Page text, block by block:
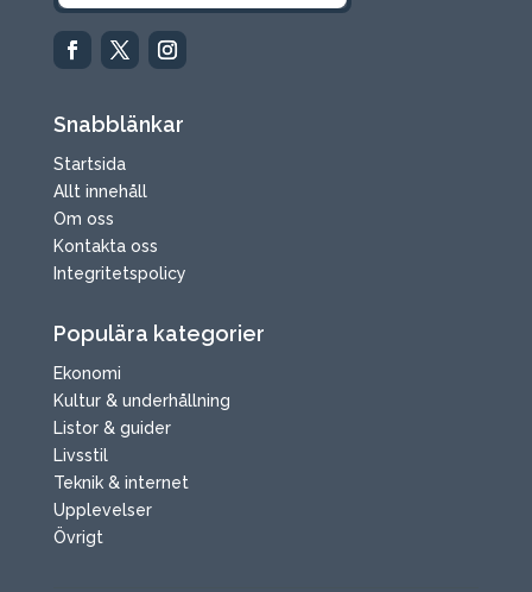
Snabblänkar
Startsida
Allt innehåll
Om oss
Kontakta oss
Integritetspolicy
Populära kategorier
Ekonomi
Kultur & underhållning
Listor & guider
Livsstil
Teknik & internet
Upplevelser
Övrigt